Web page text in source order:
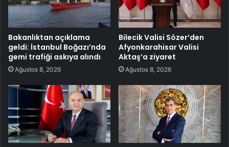
Bakanlıktan açıklama
geldi: İstanbul Boğazı’nda
gemi trafiği askıya alındı
Ağustos 8, 2026
Bilecik Valisi Sözer’den
Afyonkarahisar Valisi
Aktaş’a ziyaret
Ağustos 8, 2026